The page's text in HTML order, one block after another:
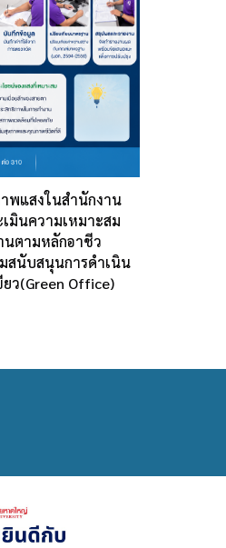
พแสงในสำนักงาน
มินความเหมาะสม
นตามหลักอาชีว
สนับสนุนการดำเนิน
ว(Green Office)